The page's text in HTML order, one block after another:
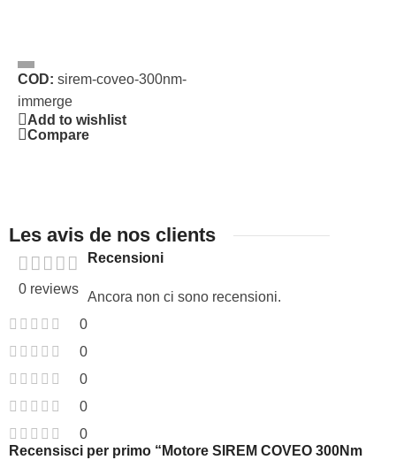
COD: sirem-coveo-300nm-
immerge
Add to wishlist
Compare
Les avis de nos clients
0 reviews
0
0
0
0
0
Recensioni
Ancora non ci sono recensioni.
Recensisci per primo “Motore SIREM COVEO 300Nm